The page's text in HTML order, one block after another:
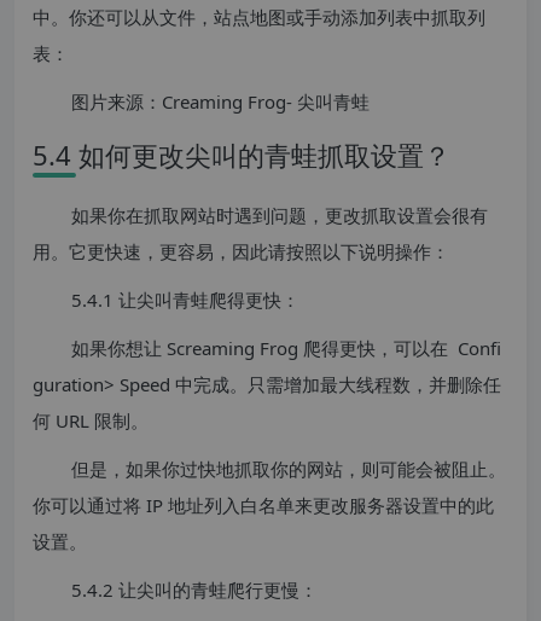
中。你还可以从文件，站点地图或手动添加列表中抓取列
表：
图片来源：Creaming Frog- 尖叫青蛙
5.4 如何更改尖叫的青蛙抓取设置？
如果你在抓取网站时遇到问题，更改抓取设置会很有
用。它更快速，更容易，因此请按照以下说明操作：
5.4.1 让尖叫青蛙爬得更快：
如果你想让 Screaming Frog 爬得更快，可以在 Confi
guration> Speed 中完成。只需增加最大线程数，并删除任
何 URL 限制。
但是，如果你过快地抓取你的网站，则可能会被阻止。
你可以通过将 IP 地址列入白名单来更改服务器设置中的此
设置。
5.4.2 让尖叫的青蛙爬行更慢：